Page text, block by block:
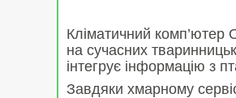
Кліматичний
на сучасних
інтегрує інформацію з
Завдяки хмарному